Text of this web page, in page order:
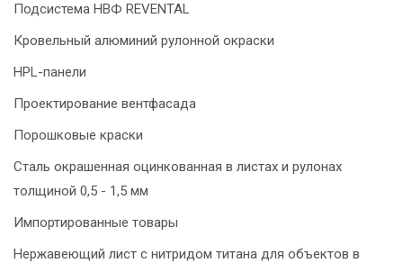
Подсистема НВФ REVENTAL
Кровельный алюминий рулонной окраски
HPL-панели
Проектирование вентфасада
Порошковые краски
Сталь окрашенная оцинкованная в листах и рулонах
толщиной 0,5 - 1,5 мм
Импортированные товары
Нержавеющий лист с нитридом титана для объектов в